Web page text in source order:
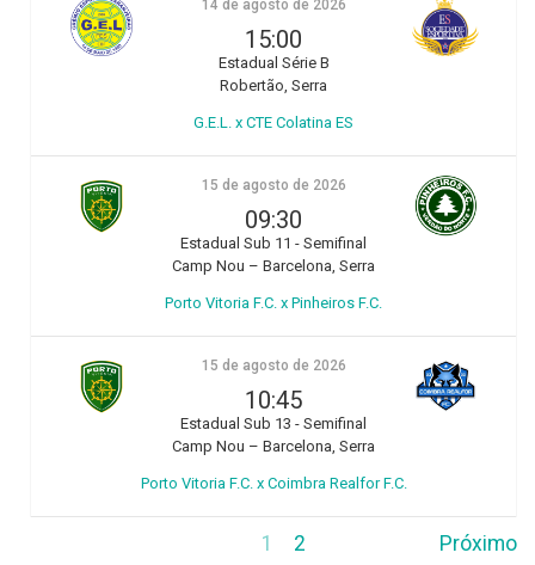
14 de agosto de 2026
15:00
Estadual Série B
Robertão, Serra
G.E.L. x CTE Colatina ES
15 de agosto de 2026
09:30
Estadual Sub 11 - Semifinal
Camp Nou – Barcelona, Serra
Porto Vitoria F.C. x Pinheiros F.C.
15 de agosto de 2026
10:45
Estadual Sub 13 - Semifinal
Camp Nou – Barcelona, Serra
Porto Vitoria F.C. x Coimbra Realfor F.C.
1 2 Próximo